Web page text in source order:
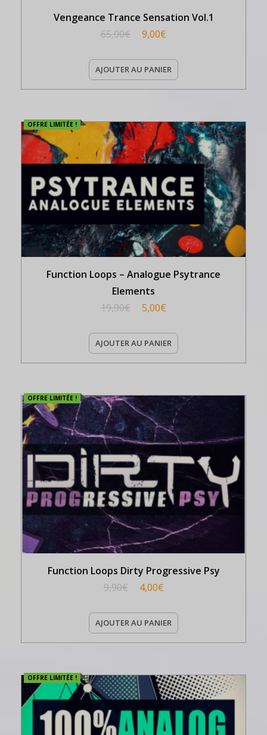
Vengeance Trance Sensation Vol.1
65,00€ 9,00€
AJOUTER AU PANIER
OFFRE LIMITÉE !
Function Loops – Analogue Psytrance
Elements
19,90€ 5,00€
AJOUTER AU PANIER
OFFRE LIMITÉE !
Function Loops Dirty Progressive Psy
9,90€ 4,00€
AJOUTER AU PANIER
OFFRE LIMITÉE !